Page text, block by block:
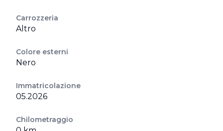
Carrozzeria
Altro
Colore esterni
Nero
Immatricolazione
05.2026
Chilometraggio